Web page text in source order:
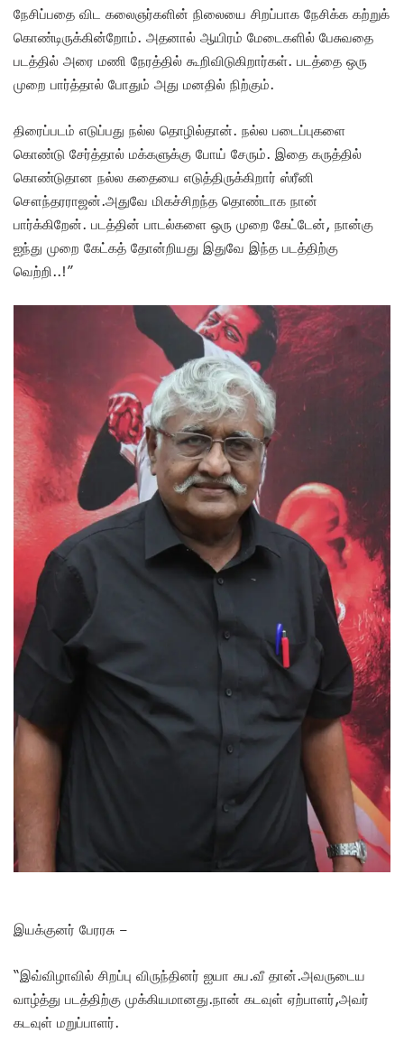
நேசிப்பதை விட கலைஞர்களின் நிலையை சிறப்பாக நேசிக்க கற்றுக்
கொண்டிருக்கின்றோம். அதனால் ஆயிரம் மேடைகளில் பேசுவதை
படத்தில் அரை மணி நேரத்தில் கூறிவிடுகிறார்கள். படத்தை ஒரு
முறை பார்த்தால் போதும் அது மனதில் நிற்கும்.
திரைப்படம் எடுப்பது நல்ல தொழில்தான். நல்ல படைப்புகளை
கொண்டு சேர்த்தால் மக்களுக்கு போய் சேரும். இதை கருத்தில்
கொண்டுதான நல்ல கதையை எடுத்திருக்கிறார் ஸ்ரீனி
சௌந்தரராஜன்.அதுவே மிகச்சிறந்த தொண்டாக நான்
பார்க்கிறேன். படத்தின் பாடல்களை ஒரு முறை கேட்டேன், நான்கு
ஐந்து முறை கேட்கத் தோன்றியது இதுவே இந்த படத்திற்கு
வெற்றி..!”
இயக்குனர் பேரரசு –
“இவ்விழாவில் சிறப்பு விருந்தினர் ஐயா சுப.வீ தான்.அவருடைய
வாழ்த்து படத்திற்கு முக்கியமானது.நான் கடவுள் ஏற்பாளர்,அவர்
கடவுள் மறுப்பாளர்.